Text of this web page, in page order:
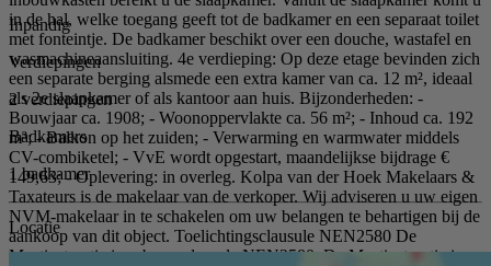
in de hal, welke toegang geeft tot de badkamer en een separaat toilet
met fonteintje. De badkamer beschikt over een douche, wastafel en
wasmachineaansluiting. 4e verdieping: Op deze etage bevinden zich
een separate berging alsmede een extra kamer van ca. 12 m², ideaal
als 2e slaapkamer of als kantoor aan huis. Bijzonderheden: -
Bouwjaar ca. 1908; - Woonoppervlakte ca. 56 m²; - Inhoud ca. 192
m³; - Balkon op het zuiden; - Verwarming en warmwater middels
CV-combiketel; - VvE wordt opgestart, maandelijkse bijdrage €
149,63; - Oplevering: in overleg. Kolpa van der Hoek Makelaars &
Taxateurs is de makelaar van de verkoper. Wij adviseren u uw eigen
NVM-makelaar in te schakelen om uw belangen te behartigen bij de
aankoop van dit object. Toelichtingsclausule NEN2580 De
Meetinstructie is gebaseerd op de NEN2580. De Meetinstructie is
Inpandig
Verdiepingen
2 verdiepingen
Badkamers
1 badkamer
Locatie